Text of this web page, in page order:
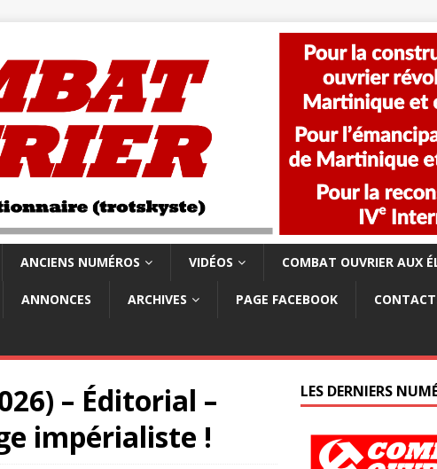
ANCIENS NUMÉROS VIDÉOS COMBAT OUVRIER AUX
ANNONCES ARCHIVES PAGE FACEBOOK
– Éditorial –
impérialiste !
LES DERNIERS